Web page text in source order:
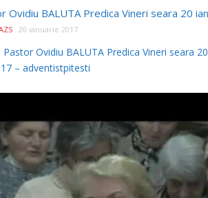
20 ianuarie 2017
Pastor Ovidiu BALUTA Predica Vineri seara 20
– adventistpitesti